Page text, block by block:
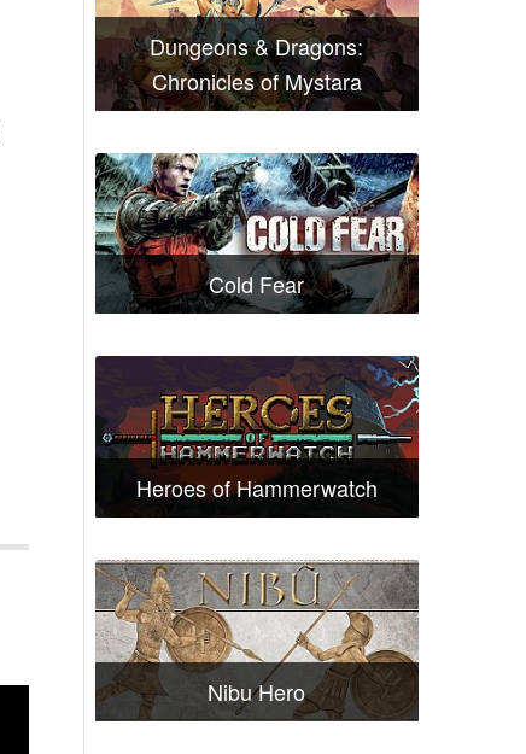
Dungeons & Dragons:
Chronicles of Mystara
Cold Fear
Heroes of Hammerwatch
Nibu Hero